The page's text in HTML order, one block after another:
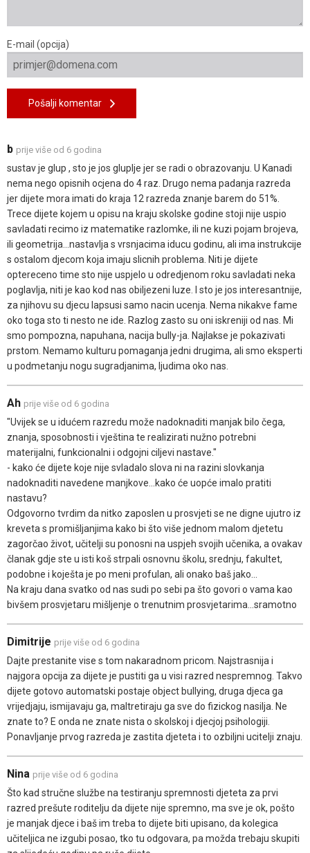
E-mail (opcija)
Pošalji komentar
b prije više od 6 godina
sustav je glup , sto je jos gluplje jer se radi o obrazovanju. U Kanadi
nema nego opisnih ocjena do 4 raz. Drugo nema padanja razreda
jer dijete mora imati do kraja 12 razreda znanje barem do 51%.
Trece dijete kojem u opisu na kraju skolske godine stoji nije uspio
savladati recimo iz matematike razlomke, ili ne kuzi pojam brojeva,
ili geometrija...nastavlja s vrsnjacima iducu godinu, ali ima instrukcije
s ostalom djecom koja imaju slicnih problema. Niti je dijete
optereceno time sto nije uspjelo u odredjenom roku savladati neka
poglavlja, niti je kao kod nas obiljezeni luze. I sto je jos interesantnije,
za njihovu su djecu lapsusi samo nacin ucenja. Nema nikakve fame
oko toga sto ti nesto ne ide. Razlog zasto su oni iskreniji od nas. Mi
smo pompozna, napuhana, nacija bully-ja. Najlakse je pokazivati
prstom. Nemamo kulturu pomaganja jedni drugima, ali smo eksperti
u podmetanju nogu sugradjanima, ljudima oko nas.
Ah prije više od 6 godina
"Uvijek se u idućem razredu može nadoknaditi manjak bilo čega,
znanja, sposobnosti i vještina te realizirati nužno potrebni
materijalni, funkcionalni i odgojni ciljevi nastave."
- kako će dijete koje nije svladalo slova ni na razini slovkanja
nadoknaditi navedene manjkove...kako će uopće imalo pratiti
nastavu?
Odgovorno tvrdim da nitko zaposlen u prosvjeti se ne digne ujutro iz
kreveta s promišljanjima kako bi što više jednom malom djetetu
zagorčao život, učitelji su ponosni na uspjeh svojih učenika, a ovakav
članak gdje ste u isti koš strpali osnovnu školu, srednju, fakultet,
podobne i koješta je po meni profulan, ali onako baš jako...
Na kraju dana svatko od nas sudi po sebi pa što govori o vama kao
bivšem prosvjetaru mišljenje o trenutnim prosvjetarima...sramotno
Dimitrije prije više od 6 godina
Dajte prestanite vise s tom nakaradnom pricom. Najstrasnija i
najgora opcija za dijete je pustiti ga u visi razred nespremnog. Takvo
dijete gotovo automatski postaje object bullying, druga djeca ga
vrijedjaju, ismijavaju ga, maltretiraju ga sve do fizickog nasilja. Ne
znate to? E onda ne znate nista o skolskoj i djecjoj psihologiji.
Ponavljanje prvog razreda je zastita djeteta i to ozbiljni ucitelji znaju.
Nina prije više od 6 godina
Što kad stručne službe na testiranju spremnosti djeteta za prvi
razred prešute roditelju da dijete nije spremno, ma sve je ok, pošto
je manjak djece i baš im treba to dijete biti upisano, da kolegica
učiteljica ne izgubi posao, tko tu odgovara, pa možda trebaju skupiti